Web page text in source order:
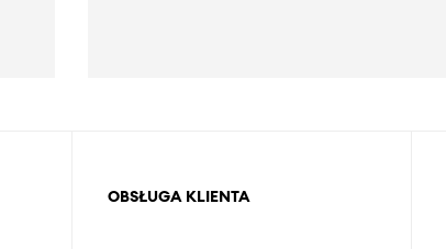
OBSŁUGA KLIENTA